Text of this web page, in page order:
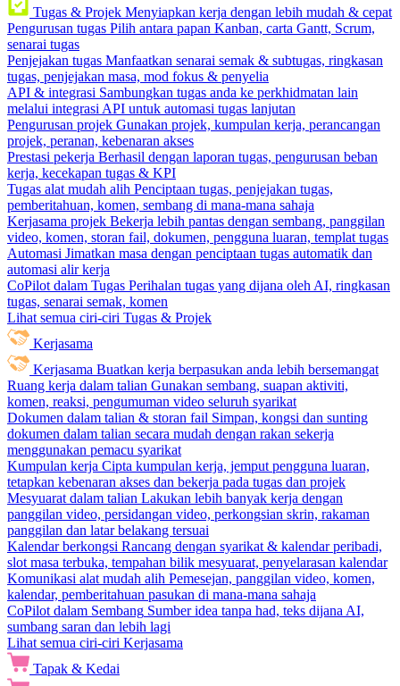
Tugas & Projek Menyiapkan kerja dengan lebih mudah & cepat
Pengurusan tugas Pilih antara papan Kanban, carta Gantt, Scrum,
senarai tugas
Penjejakan tugas Manfaatkan senarai semak & subtugas, ringkasan
tugas, penjejakan masa, mod fokus & penyelia
API & integrasi Sambungkan tugas anda ke perkhidmatan lain
melalui integrasi API untuk automasi tugas lanjutan
Pengurusan projek Gunakan projek, kumpulan kerja, perancangan
projek, peranan, kebenaran akses
Prestasi pekerja Berhasil dengan laporan tugas, pengurusan beban
kerja, kecekapan tugas & KPI
Tugas alat mudah alih Penciptaan tugas, penjejakan tugas,
pemberitahuan, komen, sembang di mana-mana sahaja
Kerjasama projek Bekerja lebih pantas dengan sembang, panggilan
video, komen, storan fail, dokumen, pengguna luaran, templat tugas
Automasi Jimatkan masa dengan penciptaan tugas automatik dan
automasi alir kerja
CoPilot dalam Tugas Perihalan tugas yang dijana oleh AI, ringkasan
tugas, senarai semak, komen
Lihat semua ciri-ciri Tugas & Projek
Kerjasama
Kerjasama Buatkan kerja berpasukan anda lebih bersemangat
Ruang kerja dalam talian Gunakan sembang, suapan aktiviti,
komen, reaksi, pengumuman video seluruh syarikat
Dokumen dalam talian & storan fail Simpan, kongsi dan sunting
dokumen dalam talian secara mudah dengan rakan sekerja
menggunakan pemacu syarikat
Kumpulan kerja Cipta kumpulan kerja, jemput pengguna luaran,
tetapkan kebenaran akses dan bekerja pada tugas dan projek
Mesyuarat dalam talian Lakukan lebih banyak kerja dengan
panggilan video, persidangan video, perkongsian skrin, rakaman
panggilan dan latar belakang tersuai
Kalendar berkongsi Rancang dengan syarikat & kalendar peribadi,
slot masa terbuka, tempahan bilik mesyuarat, penyelarasan kalendar
Komunikasi alat mudah alih Pemesejan, panggilan video, komen,
kalendar, pemberitahuan pasukan di mana-mana sahaja
CoPilot dalam Sembang Sumber idea tanpa had, teks dijana AI,
sumbang saran dan lebih lagi
Lihat semua ciri-ciri Kerjasama
Tapak & Kedai